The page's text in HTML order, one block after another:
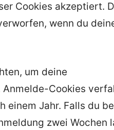
Cookies akzeptiert.
wenn du
um deine
Cookies
einem Jahr. Falls du
zwei Wochen